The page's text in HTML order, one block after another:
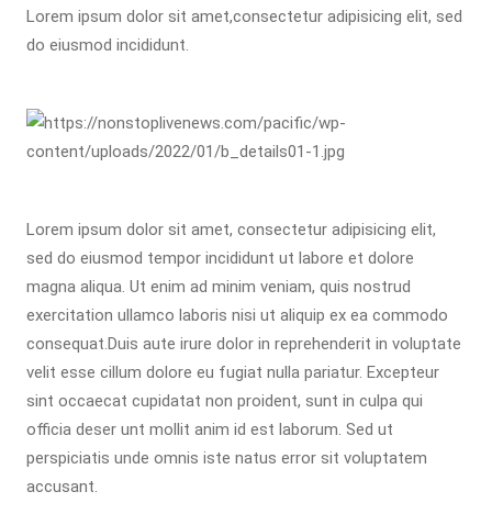
Lorem ipsum dolor sit amet,consectetur adipisicing elit, sed
do eiusmod incididunt.
Lorem ipsum dolor sit amet, consectetur adipisicing elit,
sed do eiusmod tempor incididunt ut labore et dolore
magna aliqua. Ut enim ad minim veniam, quis nostrud
exercitation ullamco laboris nisi ut aliquip ex ea commodo
consequat.Duis aute irure dolor in reprehenderit in voluptate
velit esse cillum dolore eu fugiat nulla pariatur. Excepteur
sint occaecat cupidatat non proident, sunt in culpa qui
officia deser unt mollit anim id est laborum. Sed ut
perspiciatis unde omnis iste natus error sit voluptatem
accusant.